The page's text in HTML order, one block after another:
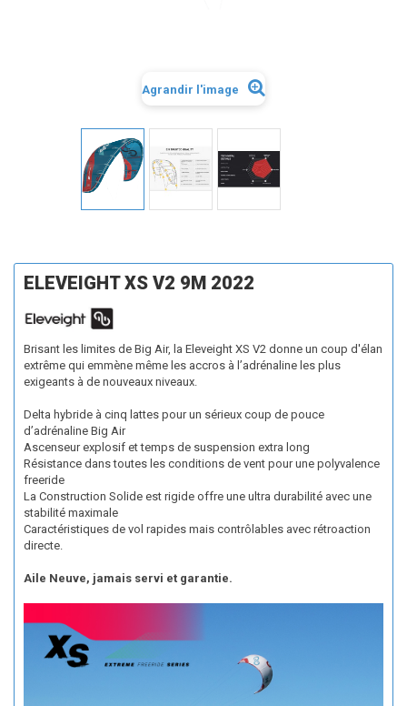
Agrandir l'image
ELEVEIGHT XS V2 9M 2022
Brisant les limites de Big Air, la Eleveight XS V2 donne un coup d'élan
extrême qui emmène même les accros à l’adrénaline les plus
exigeants à de nouveaux niveaux.
Delta hybride à cinq lattes pour un sérieux coup de pouce
d’adrénaline Big Air
Ascenseur explosif et temps de suspension extra long
Résistance dans toutes les conditions de vent pour une polyvalence
freeride
La Construction Solide est rigide offre une ultra durabilité avec une
stabilité maximale
Caractéristiques de vol rapides mais contrôlables avec rétroaction
directe.
Aile Neuve, jamais servi et garantie.